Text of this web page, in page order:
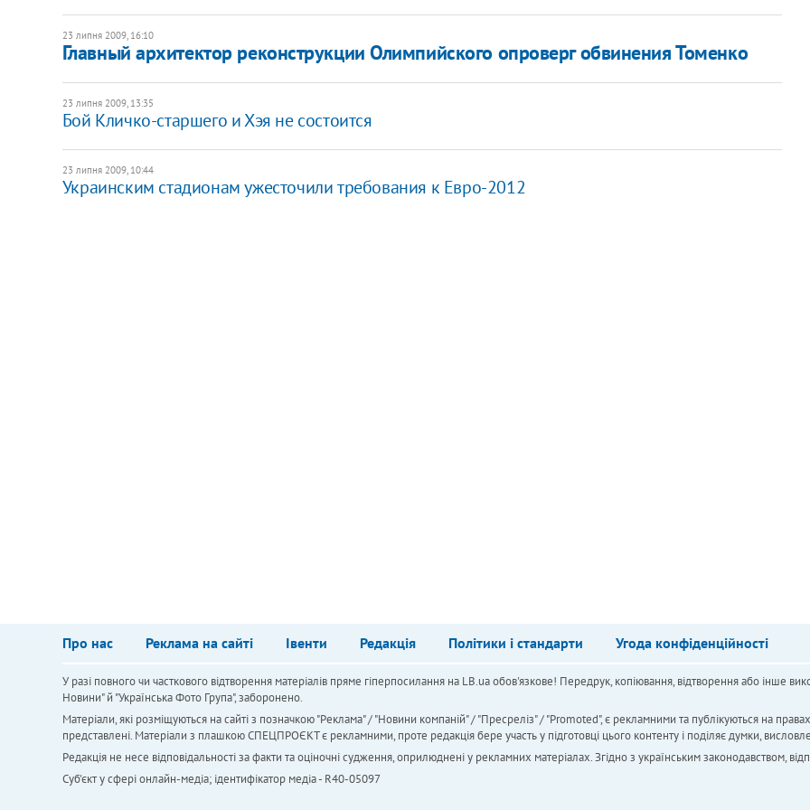
23 липня 2009, 16:10
Главный архитектор реконструкции Олимпийского опроверг обвинения Томенко
23 липня 2009, 13:35
Бой Кличко-старшего и Хэя не состоится
23 липня 2009, 10:44
Украинским стадионам ужесточили требования к Евро-2012
Про нас Реклама на сайті Івенти Редакція Політики і стандарти Угода конфіденційності
У разі повного чи часткового відтворення матеріалів пряме гіперпосилання на LB.ua обов'язкове! Передрук, копіювання, відтворення або інше
Новини" й "Українська Фото Група", заборонено.
Матеріали, які розміщуються на сайті з позначкою "Реклама" / "Новини компаній" / "Пресреліз" / "Promoted", є рекламними та публікуються на
представлені. Матеріали з плашкою СПЕЦПРОЄКТ є рекламними, проте редакція бере участь у підготовці цього контенту і поділяє думки,
Редакція не несе відповідальності за факти та оціночні судження, оприлюднені у рекламних матеріалах. Згідно з українським законодавством,
Cуб'єкт у сфері онлайн-медіа; ідентифікатор медіа - R40-05097